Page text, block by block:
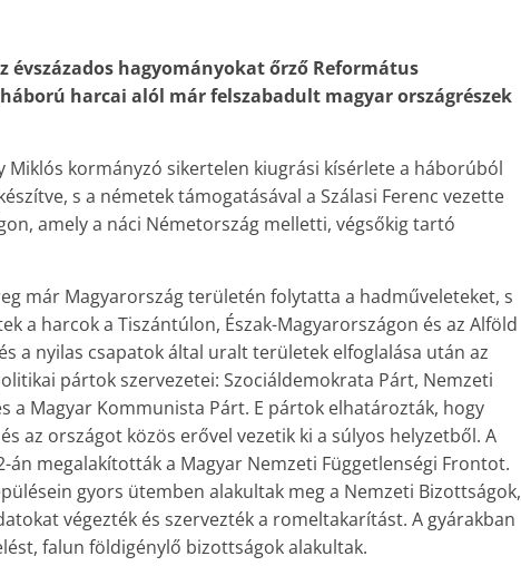
évszázados hagyományokat őrző Református
harcai alól már felszabadult magyar országrészek
kormányzó sikertelen kiugrási kísérlete a háborúból
s a németek támogatásával a Szálasi Ferenc vezette
amely a náci Németország melletti, végsőkig tartó
már Magyarország területén folytatta a hadműveleteket, s
a harcok a Tiszántúlon, Észak-Magyarországon és az Alföld
a nyilas csapatok által uralt területek elfoglalása után az
pártok szervezetei: Szociáldemokrata Párt, Nemzeti
a Magyar Kommunista Párt. E pártok elhatározták, hogy
az országot közös erővel vezetik ki a súlyos helyzetből. A
án megalakították a Magyar Nemzeti Függetlenségi Frontot.
gyors ütemben alakultak meg a Nemzeti Bizottságok,
végezték és szervezték a romeltakarítást. A gyárakban
falun földigénylő bizottságok alakultak.